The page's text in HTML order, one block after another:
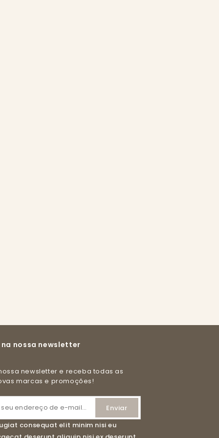
na nossa newsletter
marcas e promoções!
consequat elit minim nisi eu